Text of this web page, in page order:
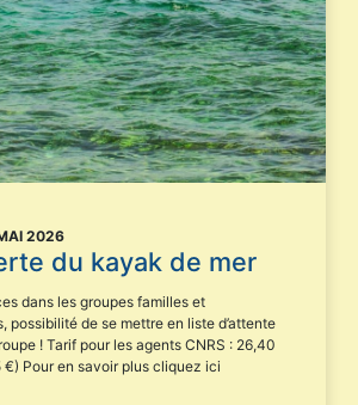
2026
du kayak de mer
dans les groupes familles et
possibilité de se mettre en liste d’attente
! Tarif pour les agents CNRS : 26,40
€) Pour en savoir plus cliquez ici